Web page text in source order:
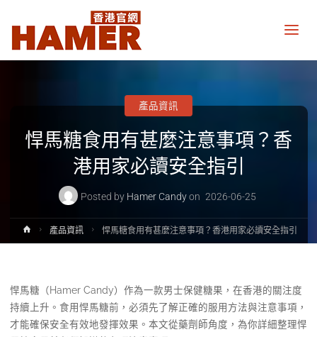
網
Hamer
Hong
Kong
official
website
悍馬糖食用有甚麼注意事項？香
港用家必讀安全指引
Posted by Hamer Candy on 2026-06-25
產品資訊
Home產品資訊 悍馬糖食用有甚麼注意事項？香港用家必讀安全指引
悍馬糖（Hamer Candy）作為一款男士保健糖果，在香港的關注度
持續上升。食用悍馬糖前，必須先了解正確的服用方法與注意事項，
才能確保安全有效地發揮效果。本文從藥劑師角度，為你詳細整理悍